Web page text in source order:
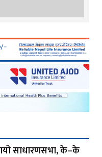
साधारणसभा, के–के